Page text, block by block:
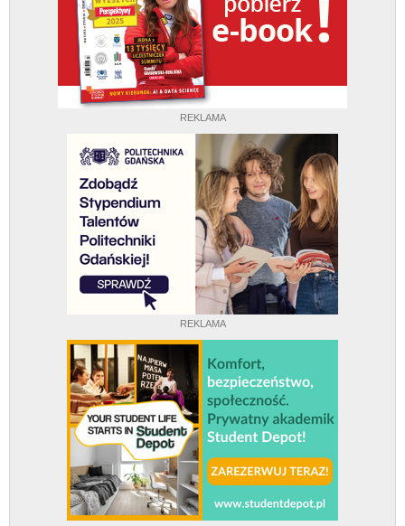
REKLAMA
REKLAMA